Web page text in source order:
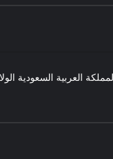
العربية السعودية